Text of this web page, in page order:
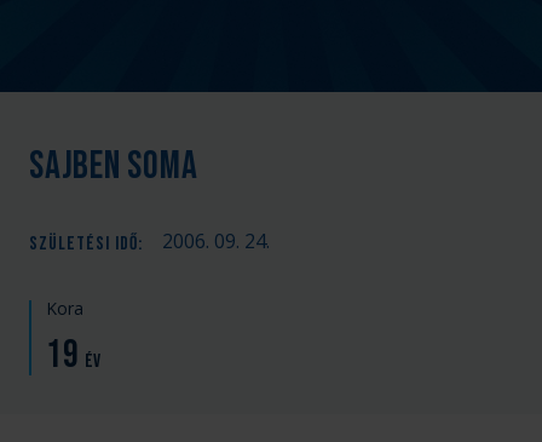
Sajben Soma
SZÜLETÉSI IDŐ: 2006. 09. 24.
Kora
19 év